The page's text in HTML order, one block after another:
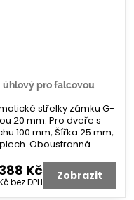
pro falcovou
střelky zámku G-
20 mm. Pro dveře s
100 mm, Šířka 25 mm,
Oboustranná
388 Kč
bez DPH Zobrazit